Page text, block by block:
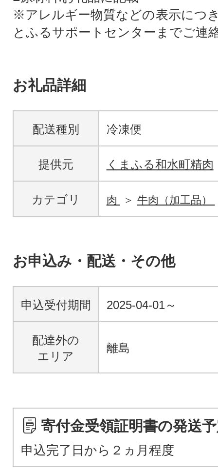
※アレルギー物質などの表示につ
とふるサポートセンターまでご連
お礼品詳細
配送種別 冷凍便
提供元 くまふる和水町精肉
カテゴリ 肉 牛肉（加工品）
お申込み・配送・その他
申込受付期間 2025-04-01～
配達外の
エリア
離島
寄付金受領証明書の発送
申込完了日から２ヵ月程度